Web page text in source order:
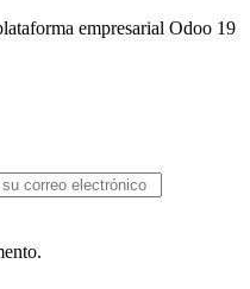
empresarial Odoo 19